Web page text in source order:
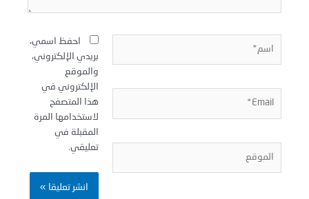
احفظ اسمي،
بريدي الإلكتروني،
والموقع
الإلكتروني في
هذا المتصفح
لاستخدامها المرة
المقبلة في
تعليقي.